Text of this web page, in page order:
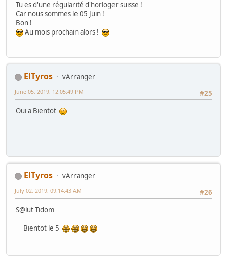
Tu es d'une régularité d'horloger suisse !
Car nous sommes le 05 Juin !
Bon !
Au mois prochain alors !
ElTyros
vArranger
#25
June 05, 2019, 12:05:49 PM
Oui a Bientot
ElTyros
vArranger
#26
July 02, 2019, 09:14:43 AM
S@lut Tidom
Bientot le 5